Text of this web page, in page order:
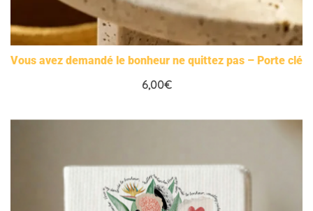
Vous avez demandé le bonheur ne quittez pas – Porte clé
6,00€